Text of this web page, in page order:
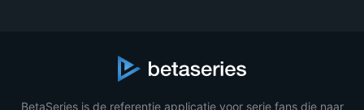
BetaSeries is de referentie applicatie voor serie fans die naar